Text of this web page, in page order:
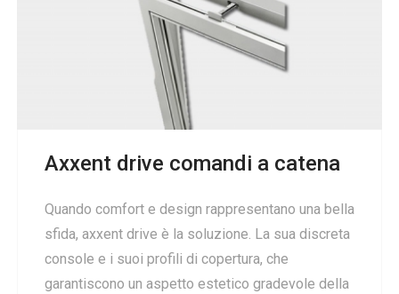
Axxent drive comandi a catena
Quando comfort e design rappresentano una bella
sfida, axxent drive è la soluzione. La sua discreta
console e i suoi profili di copertura, che
garantiscono un aspetto estetico gradevole della